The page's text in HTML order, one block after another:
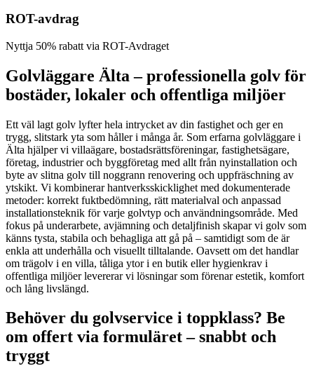
ROT-avdrag
Nyttja 50% rabatt via ROT-Avdraget
Golvläggare Älta – professionella golv för
bostäder, lokaler och offentliga miljöer
Ett väl lagt golv lyfter hela intrycket av din fastighet och ger en
trygg, slitstark yta som håller i många år. Som erfarna golvläggare i
Älta hjälper vi villaägare, bostadsrättsföreningar, fastighetsägare,
företag, industrier och byggföretag med allt från nyinstallation och
byte av slitna golv till noggrann renovering och uppfräschning av
ytskikt. Vi kombinerar hantverksskicklighet med dokumenterade
metoder: korrekt fuktbedömning, rätt materialval och anpassad
installationsteknik för varje golvtyp och användningsområde. Med
fokus på underarbete, avjämning och detaljfinish skapar vi golv som
känns tysta, stabila och behagliga att gå på – samtidigt som de är
enkla att underhålla och visuellt tilltalande. Oavsett om det handlar
om trägolv i en villa, tåliga ytor i en butik eller hygienkrav i
offentliga miljöer levererar vi lösningar som förenar estetik, komfort
och lång livslängd.
Behöver du golvservice i toppklass? Be
om offert via formuläret – snabbt och
tryggt